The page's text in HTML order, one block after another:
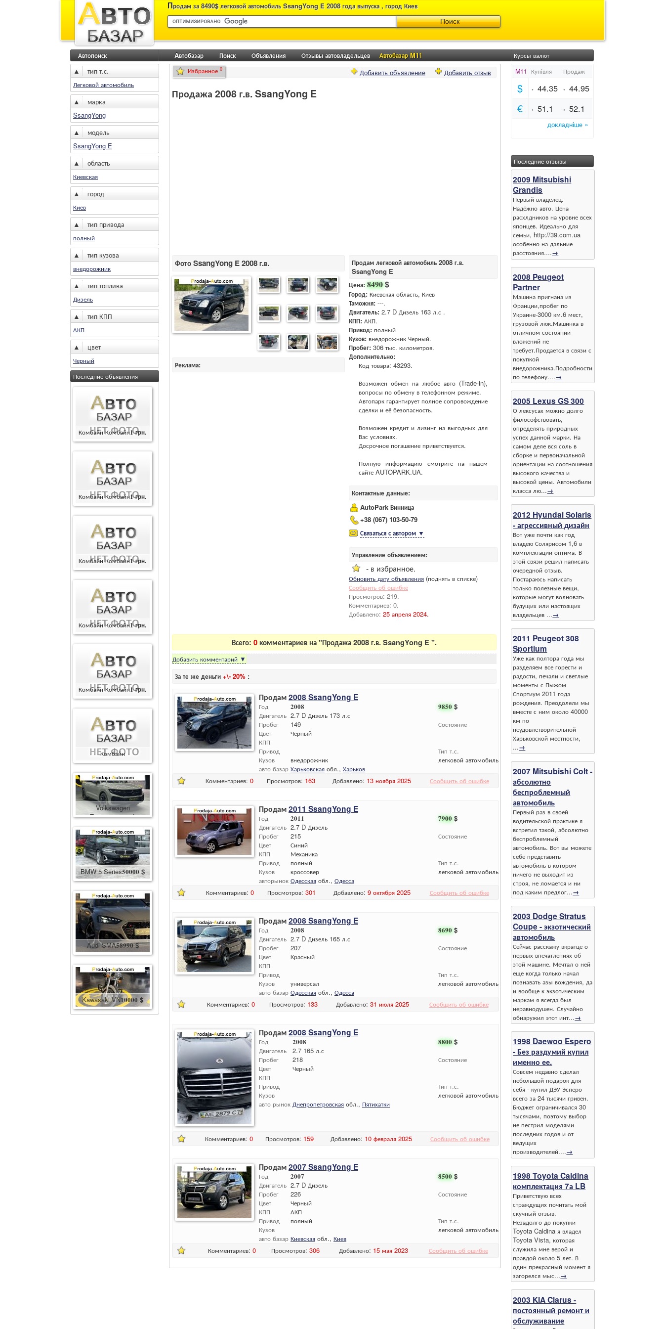
Продам за 8490$ легковой автомобиль SsangYong E 2008 года выпуска , город Киев
Aвтобазар Поиск Объявления Отзывы автовладельцев Автобазар M11
Автопоиск
▲ тип т.с.
Легковой автомобиль
▲ марка
SsangYong
▲ модель
SsangYong E
▲ область
Киевская
▲ город
Киев
▲ тип привода
полный
▲ тип кузова
внедорожник
▲ тип топлива
Дизель
▲ тип КПП
АКП
▲ цвет
Черный
Последние объявления
Комбайн Комбайн1 грн.
Комбайн Комбайн1 грн.
Комбайн Комбайн1 грн.
Комбайн Комбайн1 грн.
Комбайн Комбайн1 грн.
Комбайн
Комбайн400000 грн.
Volkswagen
Touareg86600 $
BMW 5 Series50000 $
Audi SMA58990 $
Kawasaki VN10000 $
Добавить отзыв
Добавить объявление
Избранное 0
Продажа 2008 г.в. SsangYong E
Фото SsangYong E 2008 г.в.
Реклама:
Продам легковой автомобиль 2008 г.в.
SsangYong E
Цена:8490$
Город: Киевская область, Киев
Таможня: ---.
Двигатель: 2.7 D Дизель 163 л.с .
КПП: АКП.
Привод: полный
Кузов: внедорожник Черный.
Пробег: 306 тыс. километров.
Дополнительно:
Код товара: 43293.
Возможен обмен на любое авто (Trade-in),
вопросы по обмену в телефонном режиме.
Автопарк гарантирует полное сопровождение
сделки и её безопасность.
Возможен кредит и лизинг на выгодных для
Вас условиях.
Досрочное погашение приветствуется.
Полную информацию смотрите на нашем
сайте AUTOPARK.UA.
Контактные данные:
AutoPark Винница
+38 (067) 103-50-79
Связаться с автором ▼
Управление объявлением:
- в избранное.
Обновить дату объявления (поднять в списке)
Сообщить об ошибке
Просмотров: 219.
Комментариев: 0.
Добавлено: 25 апреля 2024.
Всего: 0 комментариев на "Продажа 2008 г.в. SsangYong E ".
Добавить комментарий ▼
За те же деньги +\- 20% :
Продам2008 SsangYong E
9850 $
Состояние
Тип т.с.
легковой автомобиль
Год
Двигатель
Пробег
Цвет
КПП
Привод
Кузов
авто базар
2008
2.7 D Дизель 173 л.с
149
Черный
внедорожник
Харьковская обл., Харьков
Комментариев: 0 Просмотров: 163 Добавлено: 13 ноября 2025 Сообщить об ошибке
Продам2011 SsangYong E
7900 $
Состояние
Тип т.с.
легковой автомобиль
Год
Двигатель
Пробег
Цвет
КПП
Привод
Кузов
авторынок
2011
2.7 D Дизель
215
Синий
Механика
полный
кроссовер
Одесская обл., Одесса
Комментариев: 0 Просмотров: 301 Добавлено: 9 октября 2025 Сообщить об ошибке
Продам2008 SsangYong E
8690 $
Состояние
Тип т.с.
легковой автомобиль
Год
Двигатель
Пробег
Цвет
КПП
Привод
Кузов
авто базар
2008
2.7 D Дизель 165 л.с
207
Красный
универсал
Одесская обл., Одесса
Комментариев: 0 Просмотров: 133 Добавлено: 31 июля 2025 Сообщить об ошибке
Продам2008 SsangYong E
8800 $
Состояние
Тип т.с.
легковой автомобиль
Год
Двигатель
Пробег
Цвет
КПП
Привод
Кузов
авто рынок
2008
2.7 165 л.с
218
Черный
Днепропетровская обл., Пятихатки
Комментариев: 0 Просмотров: 159 Добавлено: 10 февраля 2025 Сообщить об ошибке
Продам2007 SsangYong E
8500 $
Состояние
Тип т.с.
легковой автомобиль
Год
Двигатель
Пробег
Цвет
КПП
Привод
Кузов
авто базар
2007
2.7 D Дизель
226
Черный
АКП
полный
Киевская обл., Киев
Комментариев: 0 Просмотров: 306 Добавлено: 15 мая 2023 Сообщить об ошибке
Курсы валют
Последние отзывы
2009 Mitsubishi
Grandis
Первый владелец.
Надёжно авто. Цена
расхлдников на уровне всех
японцев. Идеально для
семьи, http://39.com.ua
особенно на дальние
расстояния....→
2008 Peugeot
Partner
Машина пригнана из
Франции,пробег по
Украине-3000 км.6 мест,
грузовой люк.Машинка в
отличном состоянии-
вложений не
требует.Продается в связи с
покупкой
внедорожника.Подробности
по телефону....→
2005 Lexus GS 300
О лексусах можно долго
философствовать,
определять природных
успех данной марки. На
самом деле вся соль в
сборке и первоначальной
ориентации на соотношения
высокого качества и
высокой цены. Автомобили
класса лю...→
2012 Hyundai Solaris
- агрессивный дизайн
Вот уже почти как год
владею Солярисом 1,6 в
комплектации оптима. В
этой связи решил написать
очередной отзыв.
Постараюсь написать
только полезные вещи,
которые могут волновать
будущих или настоящих
владельцев ...→
2011 Peugeot 308
Sportium
Уже как полтора года мы
разделяем все горести и
радости, печали и светлые
моменты с Пыжом
Спортиум 2011 года
рождения. Преодолели мы
вместе с ним около 40000
км по
неудовлетворительной
Харьковской местности,
...→
2007 Mitsubishi Colt -
абсолютно
беспроблемный
автомобиль
Первый раз в своей
водительской практике я
встретил такой, абсолютно
беспроблемный
автомобиль. Вот вы можете
себе представить
автомобиль в котором
ничего не выходит из
строя, не ломается и ни
под каким предлог...→
2003 Dodge Stratus
Coupe - экзотический
автомобиль
Сейчас расскажу вкратце о
первых впечатлениях об
этой машине. Мечтал о ней
еще когда только начал
познавать азы вождения, да
и вообще к экзотическим
маркам я всегда был
неравнодушен. Случайно
обнаружил этот инт...→
1998 Daewoo Espero
- Без раздумий купил
именно ее.
Совсем недавно сделал
небольшой подарок для
себя - купил ДЭУ Эсперо
всего за 24 тысячи гривен.
Бюджет ограничивался 30
тысячами, поэтому выбор
не пестрил моделями
последних годов и от
ведущих
производителей....→
1998 Toyota Caldina
комплектация 7а LB
Приветствую всех
страждущих почитать мой
скучный отзыв.
Незадолго до покупки
Toyota Caldina я владел
Toyota Vista, которая
служила мне верой и
правдой около 5 лет. В
один прекрасный момент я
загорелся мыс...→
2003 KIA Clarus -
постоянный ремонт и
обслуживание